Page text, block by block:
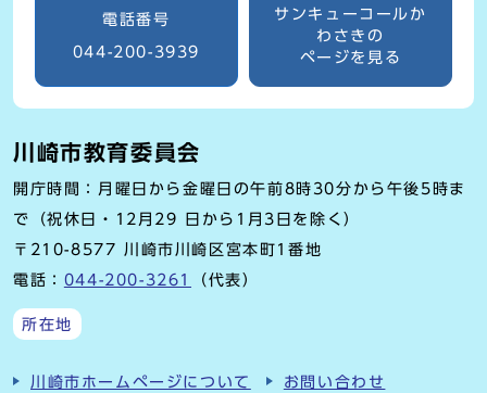
電話番号
044-200-3939
サンキューコールか
わさきの
ページを見る
川崎市教育委員会
開庁時間：月曜日から金曜日の午前8時30分から午後5時ま
で（祝休日・12月29 日から1月3日を除く）
〒210-8577 川崎市川崎区宮本町1番地
電話： 044-200-3261 （代表）
所在地
川崎市ホームページについて お問い合わせ